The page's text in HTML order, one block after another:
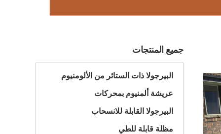
جميع المنتجات
البيرجولا ذات الستائر من الألومنيوم
عريشة ألمنيوم بمحركات
البيرجولا القابلة للانسحاب
مظلة قابلة للطي